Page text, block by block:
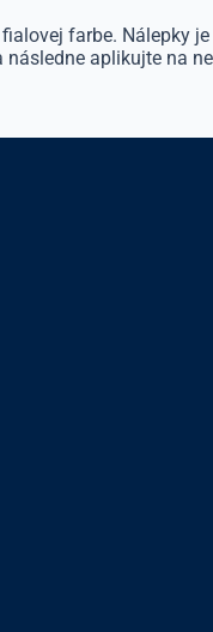
farbe. Nálepky
aplikujte na